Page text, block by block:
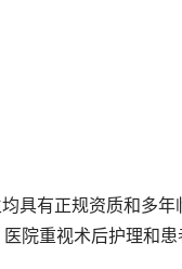
院重视术后护理和